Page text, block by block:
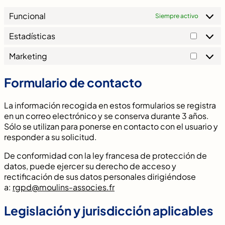
Funcional Siempre activo
Estadísticas
Marketing
Formulario de contacto
La información recogida en estos formularios se registra
en un correo electrónico y se conserva durante 3 años.
Sólo se utilizan para ponerse en contacto con el usuario y
responder a su solicitud.
De conformidad con la ley francesa de protección de
datos, puede ejercer su derecho de acceso y
rectificación de sus datos personales dirigiéndose
a: rgpd@moulins-associes.fr
Legislación y jurisdicción aplicables